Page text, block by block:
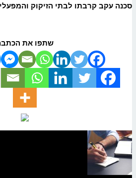
סכנה עקב קרבתו לבתי הזיקוק
שתפו את